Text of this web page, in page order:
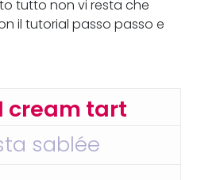
tutto non vi resta che
il tutorial passo passo e
cream tart
sablée